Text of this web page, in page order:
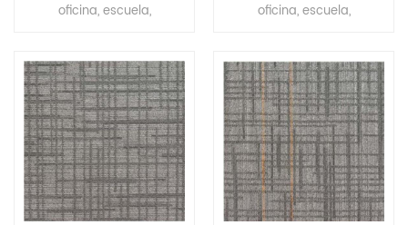
oficina, escuela,
marca: relle dimensión:
2.0mm(t)*2m(w)*32m(l)
espalda: tejido de yute
superficie: revestimiento
PUR moq: 200m²
resistencia a la abrasión:
grado T vida útil: más de
oficina, escuela,
teatro Marca: Relle Color:
Gris Serie: MOQUETA DE
OFICINA BALDOSAS SERIE
GRAY LINE Tamaño: 66,7
cm x 66,7 cm Espesor
total: 1 2 mm ± 0,5 mm
Construcción: Máquina